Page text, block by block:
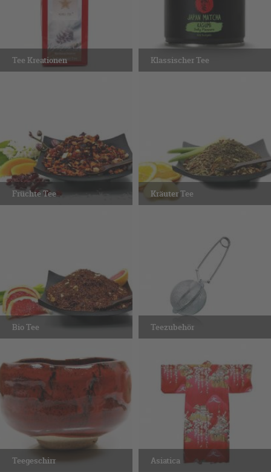
Tee Kreationen Klassischer Tee
Früchte Tee Kräuter Tee
Bio Tee Teezubehör
Teegeschirr Asiatica